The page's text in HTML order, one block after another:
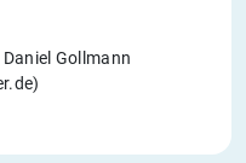
Gollmann